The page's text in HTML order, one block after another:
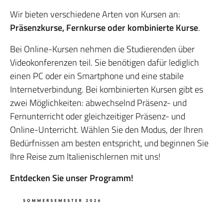
Wir bieten verschiedene Arten von Kursen an:
Präsenzkurse, Fernkurse oder kombinierte Kurse.
Bei Online-Kursen nehmen die Studierenden über
Videokonferenzen teil. Sie benötigen dafür lediglich
einen PC oder ein Smartphone und eine stabile
Internetverbindung. Bei kombinierten Kursen gibt es
zwei Möglichkeiten: abwechselnd Präsenz- und
Fernunterricht oder gleichzeitiger Präsenz- und
Online-Unterricht. Wählen Sie den Modus, der Ihren
Bedürfnissen am besten entspricht, und beginnen Sie
Ihre Reise zum Italienischlernen mit uns!
Entdecken Sie unser Programm!